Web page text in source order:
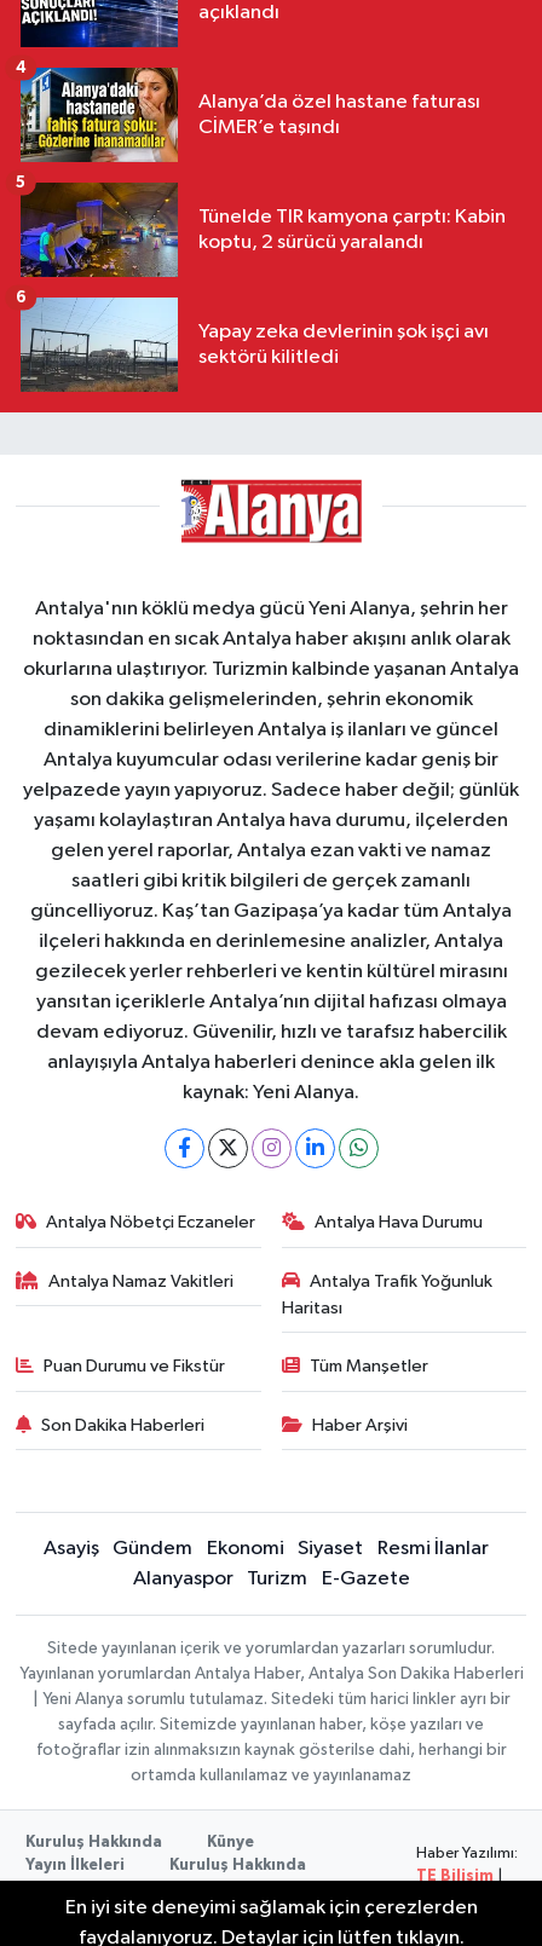
açıklandı
Alanya’da özel hastane faturası
CİMER’e taşındı
4
Tünelde TIR kamyona çarptı: Kabin
koptu, 2 sürücü yaralandı
5
Yapay zeka devlerinin şok işçi avı
sektörü kilitledi
6
Antalya'nın köklü medya gücü Yeni Alanya, şehrin her
noktasından en sıcak Antalya haber akışını anlık olarak
okurlarına ulaştırıyor. Turizmin kalbinde yaşanan Antalya
son dakika gelişmelerinden, şehrin ekonomik
dinamiklerini belirleyen Antalya iş ilanları ve güncel
Antalya kuyumcular odası verilerine kadar geniş bir
yelpazede yayın yapıyoruz. Sadece haber değil; günlük
yaşamı kolaylaştıran Antalya hava durumu, ilçelerden
gelen yerel raporlar, Antalya ezan vakti ve namaz
saatleri gibi kritik bilgileri de gerçek zamanlı
güncelliyoruz. Kaş’tan Gazipaşa’ya kadar tüm Antalya
ilçeleri hakkında en derinlemesine analizler, Antalya
gezilecek yerler rehberleri ve kentin kültürel mirasını
yansıtan içeriklerle Antalya’nın dijital hafızası olmaya
devam ediyoruz. Güvenilir, hızlı ve tarafsız habercilik
anlayışıyla Antalya haberleri denince akla gelen ilk
kaynak: Yeni Alanya.
Antalya Nöbetçi Eczaneler Antalya Hava Durumu
Antalya Namaz Vakitleri
Antalya Trafik Yoğunluk
Haritası
Puan Durumu ve Fikstür Tüm Manşetler
Son Dakika Haberleri Haber Arşivi
Asayiş Gündem Ekonomi Siyaset
Resmi İlanlar
Alanyaspor
Turizm E-Gazete
Sitede yayınlanan içerik ve yorumlardan yazarları sorumludur.
Yayınlanan yorumlardan Antalya Haber, Antalya Son Dakika Haberleri
| Yeni Alanya sorumlu tutulamaz. Sitedeki tüm harici linkler ayrı bir
sayfada açılır. Sitemizde yayınlanan haber, köşe yazıları ve
fotoğraflar izin alınmaksızın kaynak gösterilse dahi, herhangi bir
ortamda kullanılamaz ve yayınlanamaz
Kuruluş Hakkında
Künye
Yayın İlkeleri
Kuruluş Hakkında
Kullanım Şartları
Haber Yazılımı:
TE Bilişim
Copyright ©
En iyi site deneyimi sağlamak için çerezlerden
faydalanıyoruz. Detaylar için lütfen tıklayın.